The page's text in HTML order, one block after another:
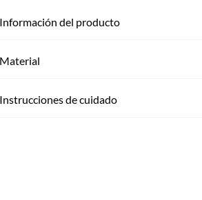
Información del producto
Material
Instrucciones de cuidado